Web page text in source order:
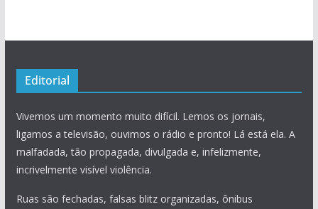
Editorial
Vivemos um momento muito difícil. Lemos os jornais,
ligamos a televisão, ouvimos o rádio e pronto! Lá está ela. A
malfadada, tão propagada, divulgada e, infelizmente,
incrivelmente visível violência.
Ruas são fechadas, falsas blitz organizadas, ônibus